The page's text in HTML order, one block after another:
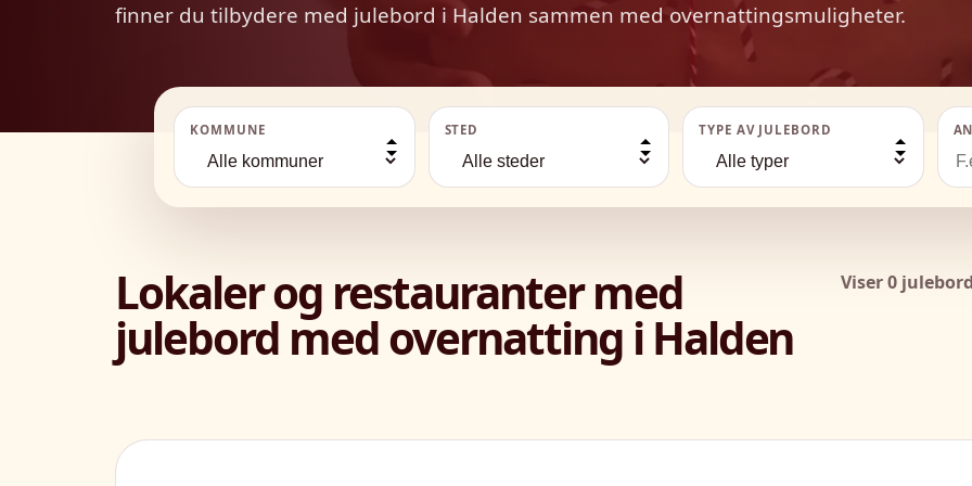
finner du tilbydere med julebord i Halden sammen med overnattingsmuligheter.
KOMMUNE STED TYPE AV JULEBORD
Lokaler og restauranter med
julebord med overnatting i Halden
Viser 0